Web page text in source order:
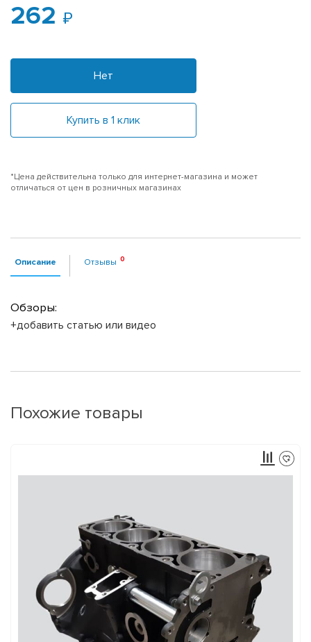
262
Нет
Купить в 1 клик
*Цена действительна только для интернет-магазина и может
отличаться от цен в розничных магазинах
Описание Отзывы
Обзоры:
+добавить статью или видео
Похожие товары